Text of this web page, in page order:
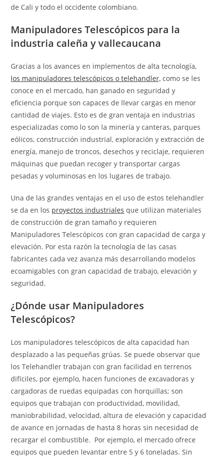
de Cali y todo el occidente colombiano.
Manipuladores Telescópicos para la
industria caleña y vallecaucana
Gracias a los avances en implementos de alta tecnología,
los manipuladores telescópicos o telehandler, como se les
conoce en el mercado, han ganado en seguridad y
eficiencia porque son capaces de llevar cargas en menor
cantidad de viajes. Esto es de gran ventaja en industrias
especializadas como lo son la minería y canteras, parques
eólicos, construcción industrial, exploración y extracción de
energía, manejo de troncos, desechos y reciclaje, requieren
máquinas que puedan recoger y transportar cargas
pesadas y voluminosas en los lugares de trabajo.
Una de las grandes ventajas en el uso de estos telehandler
se da en los proyectos industriales que utilizan materiales
de construcción de gran tamaño y requieren
Manipuladores Telescópicos con gran capacidad de carga y
elevación. Por esta razón la tecnología de las casas
fabricantes cada vez avanza más desarrollando modelos
ecoamigables con gran capacidad de trabajo, elevación y
seguridad.
¿Dónde usar Manipuladores
Telescópicos?
Los manipuladores telescópicos de alta capacidad han
desplazado a las pequeñas grúas. Se puede observar que
los Telehandler trabajan con gran facilidad en terrenos
difíciles, por ejemplo, hacen funciones de excavadoras y
cargadoras de ruedas equipadas con horquillas; son
equipos que trabajan con productividad, movilidad,
maniobrabilidad, velocidad, altura de elevación y capacidad
de avance en jornadas de hasta 8 horas sin necesidad de
recargar el combustible. Por ejemplo, el mercado ofrece
equipos que pueden levantar entre 5 y 6 toneladas. Sin